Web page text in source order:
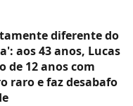
diferente do
aos 43 anos, Lucas
de 12 anos com
raro e faz desabafo